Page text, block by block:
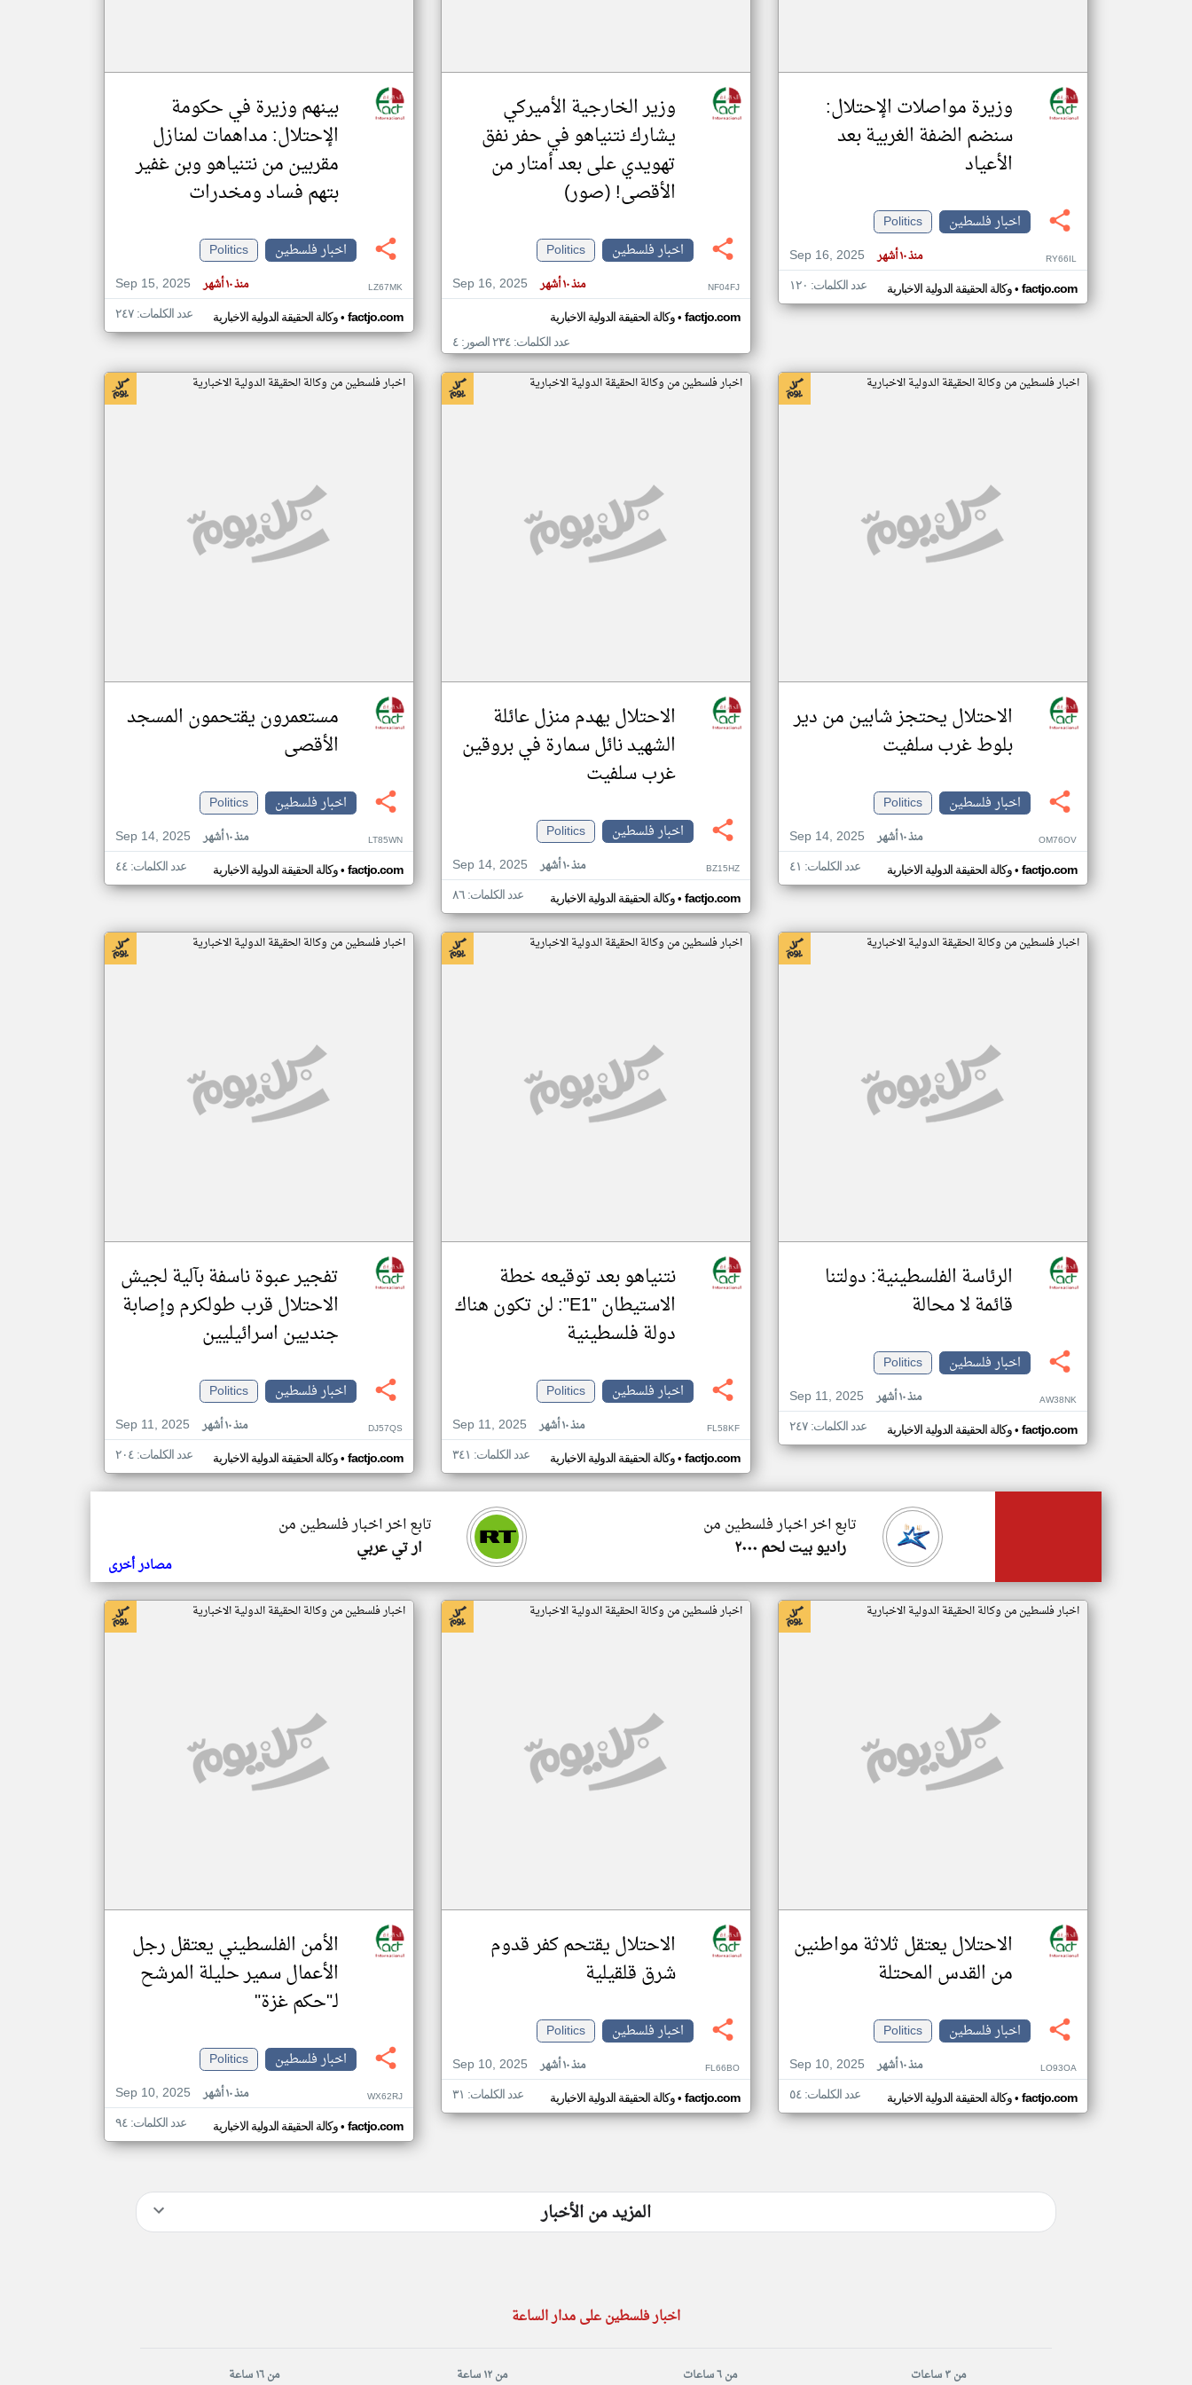
وزيرة مواصلات الإحتلال:
سنضم الضفة الغربية بعد
الأعياد
اخبار فلسطين
Politics
Sep 16, 2025
منذ ١٠ أشهر RY66IL
وكالة الحقيقة الدولية الاخبارية• factjo.com عدد الكلمات: ١٢٠
وزير الخارجية الأميركي
يشارك نتنياهو في حفر نفق
تهويدي على بعد أمتار من
الأقصى! (صور)
اخبار فلسطين
Politics
Sep 16, 2025
منذ ١٠ أشهر NF04FJ
وكالة الحقيقة الدولية الاخبارية• factjo.com
عدد الكلمات: ٢٣٤ الصور: ٤
بينهم وزيرة في حكومة
الإحتلال: مداهمات لمنازل
مقربين من نتنياهو وبن غفير
بتهم فساد ومخدرات
اخبار فلسطين
Politics
Sep 15, 2025
منذ ١٠ أشهر LZ67MK
وكالة الحقيقة الدولية الاخبارية• factjo.com عدد الكلمات: ٢٤٧
اخبار فلسطين من وكالة الحقيقة الدولية الاخبارية
الاحتلال يحتجز شابين من دير
بلوط غرب سلفيت
اخبار فلسطين
Politics
Sep 14, 2025
منذ ١٠ أشهر OM76OV
وكالة الحقيقة الدولية الاخبارية• factjo.com عدد الكلمات: ٤١
اخبار فلسطين من وكالة الحقيقة الدولية الاخبارية
الاحتلال يهدم منزل عائلة
الشهيد نائل سمارة في بروقين
غرب سلفيت
اخبار فلسطين
Politics
Sep 14, 2025
منذ ١٠ أشهر BZ15HZ
وكالة الحقيقة الدولية الاخبارية• factjo.com عدد الكلمات: ٨٦
اخبار فلسطين من وكالة الحقيقة الدولية الاخبارية
مستعمرون يقتحمون المسجد
الأقصى
اخبار فلسطين
Politics
Sep 14, 2025
منذ ١٠ أشهر LT85WN
وكالة الحقيقة الدولية الاخبارية• factjo.com عدد الكلمات: ٤٤
اخبار فلسطين من وكالة الحقيقة الدولية الاخبارية
الرئاسة الفلسطينية: دولتنا
قائمة لا محالة
اخبار فلسطين
Politics
Sep 11, 2025
منذ ١٠ أشهر AW38NK
وكالة الحقيقة الدولية الاخبارية• factjo.com عدد الكلمات: ٢٤٧
اخبار فلسطين من وكالة الحقيقة الدولية الاخبارية
نتنياهو بعد توقيعه خطة
الاستيطان "E1": لن تكون هناك
دولة فلسطينية
اخبار فلسطين
Politics
Sep 11, 2025
منذ ١٠ أشهر FL58KF
وكالة الحقيقة الدولية الاخبارية• factjo.com عدد الكلمات: ٣٤١
اخبار فلسطين من وكالة الحقيقة الدولية الاخبارية
تفجير عبوة ناسفة بآلية لجيش
الاحتلال قرب طولكرم وإصابة
جنديين اسرائيليين
اخبار فلسطين
Politics
Sep 11, 2025
منذ ١٠ أشهر DJ57QS
وكالة الحقيقة الدولية الاخبارية• factjo.com عدد الكلمات: ٢٠٤
تابع اخر اخبار فلسطين من
ار تي عربي
تابع اخر اخبار فلسطين من
راديو بيت لحم ٢٠٠٠
مصادر أخرى
اخبار فلسطين من وكالة الحقيقة الدولية الاخبارية
الاحتلال يعتقل ثلاثة مواطنين
من القدس المحتلة
اخبار فلسطين
Politics
Sep 10, 2025
منذ ١٠ أشهر LO93OA
وكالة الحقيقة الدولية الاخبارية• factjo.com عدد الكلمات: ٥٤
اخبار فلسطين من وكالة الحقيقة الدولية الاخبارية
الاحتلال يقتحم كفر قدوم
شرق قلقيلية
اخبار فلسطين
Politics
Sep 10, 2025
منذ ١٠ أشهر FL66BO
وكالة الحقيقة الدولية الاخبارية• factjo.com عدد الكلمات: ٣١
اخبار فلسطين من وكالة الحقيقة الدولية الاخبارية
الأمن الفلسطيني يعتقل رجل
الأعمال سمير حليلة المرشح
لـ"حكم غزة"
اخبار فلسطين
Politics
Sep 10, 2025
منذ ١٠ أشهر WX62RJ
وكالة الحقيقة الدولية الاخبارية• factjo.com عدد الكلمات: ٩٤
المزيد من الأخبار
اخبار فلسطين على مدار الساعة
من ٣ ساعات من ٦ ساعات من ١٢ ساعة من ١٦ ساعة